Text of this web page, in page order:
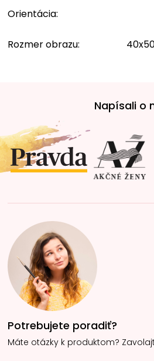
Orientácia:
Rozmer obrazu:
t
i
e
Napísali o
Potrebujete poradiť?
Máte otázky k produktom?